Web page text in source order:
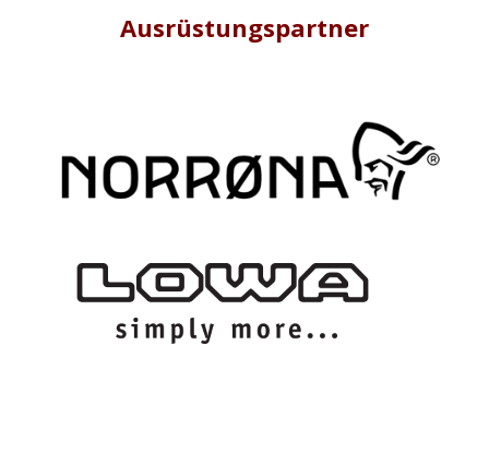
Ausrüstungspartner